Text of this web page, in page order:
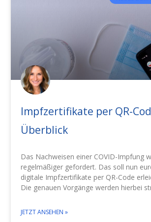
Impfzertifikate per QR-
Überblick
Das Nachweisen einer COVID-Impfung
regelmäßiger gefordert. Das soll nun
digitale Impfzertifikate per QR-Code
Die genauen Vorgänge werden hierbei
JETZT ANSEHEN »